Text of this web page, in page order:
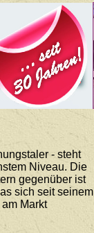
- steht
Niveau. Die
gegenüber ist
sich seit seinem
Markt